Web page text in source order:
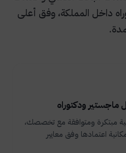
داخل المملكة، وفق أعلى
ودكتوراه
مبتكرة ومتوافقة مع تخصصك،
اعتمادها وفق معايير